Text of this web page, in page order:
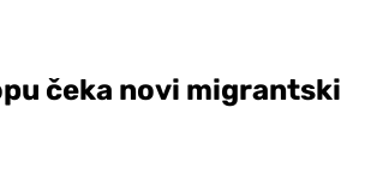
čeka novi migrantski